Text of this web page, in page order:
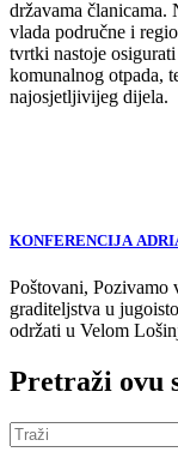
državama članicama.
vlada područne i
tvrtki nastoje
komunalnog otpada,
najosjetljivijeg dijela.
KONFERENCIJA
Poštovani, Pozivamo
graditeljstva u
održati u Velom
Pretraži ovu